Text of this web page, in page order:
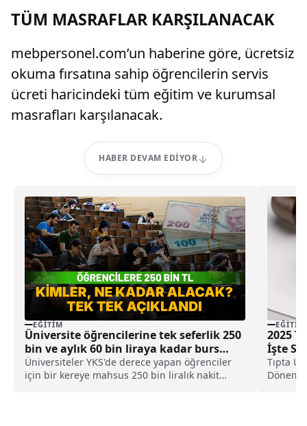
TÜM MASRAFLAR KARŞILANACAK
mebpersonel.com’un haberine göre, ücretsiz
okuma fırsatına sahip öğrencilerin servis
ücreti haricindeki tüm eğitim ve kurumsal
masrafları karşılanacak.
HABER DEVAM EDIYOR
EĞITIM
Üniversite öğrencilerine tek seferlik 250
bin ve aylık 60 bin liraya kadar burs
desteği
Üniversiteler YKS'de derece yapan öğrenciler
için bir kereye mahsus 250 bin liralık nakit
EĞITIM
2025
İşte
Tıpta
Dönem